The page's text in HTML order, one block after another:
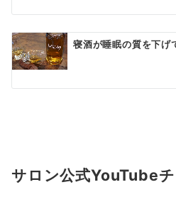
寝酒が睡眠の質を下げ
サロン公式YouTube